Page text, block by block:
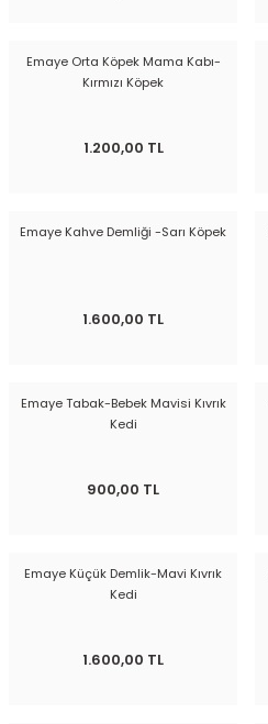
Emaye Orta Köpek Mama Kabı-
Kırmızı Köpek
1.200,00 TL
Emaye Kahve Demliği -Sarı Köpek
1.600,00 TL
Emaye Tabak-Bebek Mavisi Kıvrık
Kedi
900,00 TL
Emaye Küçük Demlik-Mavi Kıvrık
Kedi
1.600,00 TL